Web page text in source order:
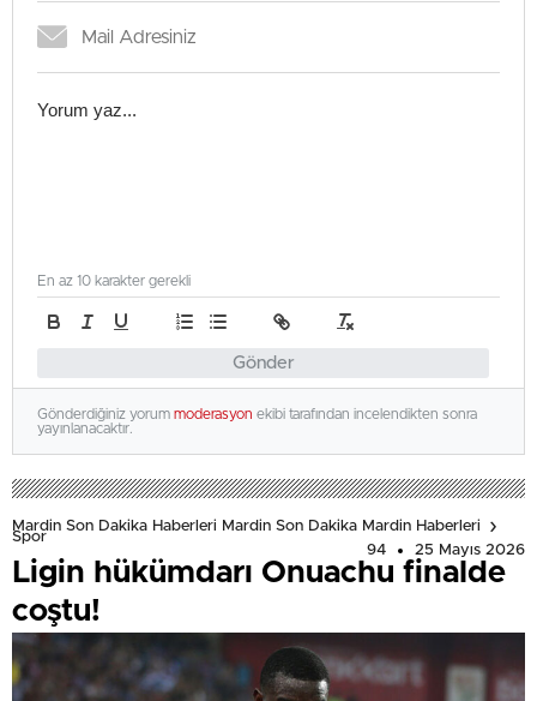
Gönder
En az 10 karakter gerekli
Gönderdiğiniz yorum moderasyon ekibi tarafından incelendikten sonra
yayınlanacaktır.
Mardin Son Dakika Haberleri Mardin Son Dakika Mardin Haberleri
Spor
94
25 Mayıs 2026
Ligin hükümdarı Onuachu finalde
coştu!